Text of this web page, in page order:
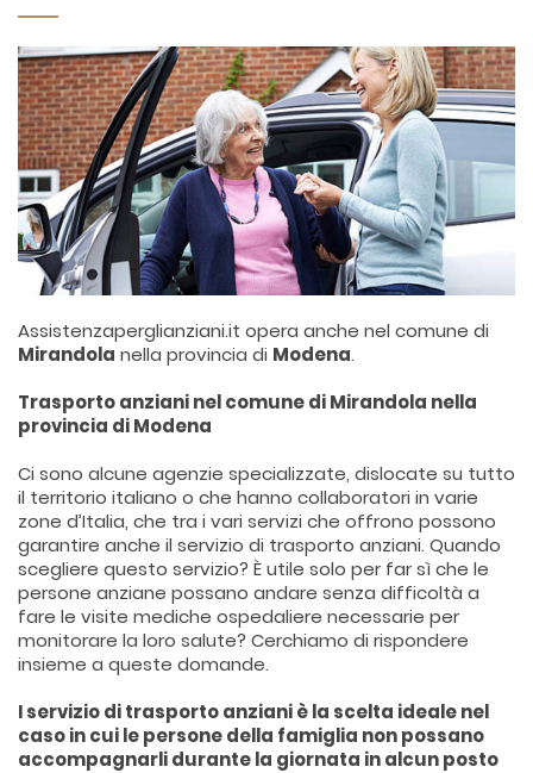
Assistenzaperglianziani.it opera anche nel comune di
Mirandola nella provincia di Modena.
Trasporto anziani nel comune di Mirandola nella
provincia di Modena
Ci sono alcune agenzie specializzate, dislocate su tutto
il territorio italiano o che hanno collaboratori in varie
zone d’Italia, che tra i vari servizi che offrono possono
garantire anche il servizio di trasporto anziani. Quando
scegliere questo servizio? È utile solo per far sì che le
persone anziane possano andare senza difficoltà a
fare le visite mediche ospedaliere necessarie per
monitorare la loro salute? Cerchiamo di rispondere
insieme a queste domande.
I servizio di trasporto anziani è la scelta ideale nel
caso in cui le persone della famiglia non possano
accompagnarli durante la giornata in alcun posto